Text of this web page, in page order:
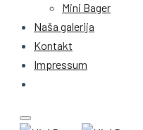
Mini Bager
Naša galerija
Kontakt
Impressum